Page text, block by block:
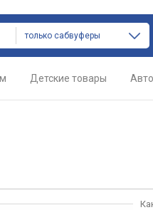
только сабвуферы
Детские товары Авто